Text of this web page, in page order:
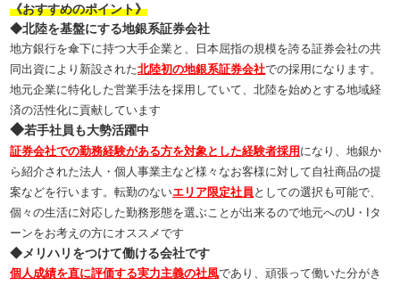
《おすすめのポイント》
◆北陸を基盤にする地銀系証券会社
地方銀行を傘下に持つ大手企業と、日本屈指の規模を誇る証券会社の共
同出資により新設された北陸初の地銀系証券会社での採用になります。
地元企業に特化した営業手法を採用していて、北陸を始めとする地域経
済の活性化に貢献しています
◆若手社員も大勢活躍中
証券会社での勤務経験がある方を対象とした経験者採用 になり、地銀か
ら紹介された法人・個人事業主など様々なお客様に対して自社商品の提
案などを行います。転勤のないエリア限定社員 としての選択も可能で、
個々の生活に対応した勤務形態を選ぶことが出来るので地元へのU・Iタ
ーンをお考えの方にオススメです
◆メリハリをつけて働ける会社です
個人成績を直に評価する実力主義の社風であり、頑張って働いた分がき